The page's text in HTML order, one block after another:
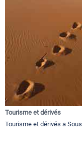
Tourisme et dérivés
Tourisme et dérivés a